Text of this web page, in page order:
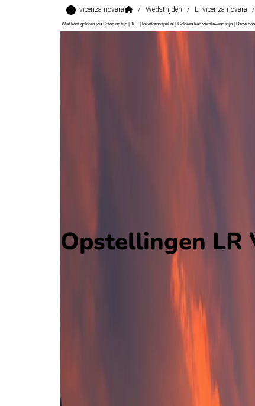
Lr vicenza novara / Wedstrijden / Lr vicenza novara /
Wat kost gokken jou? Stop op tijd | 18+ | loketkansspel.nl | Gokken kan verslavend zijn | Deze
Opstellingen LR